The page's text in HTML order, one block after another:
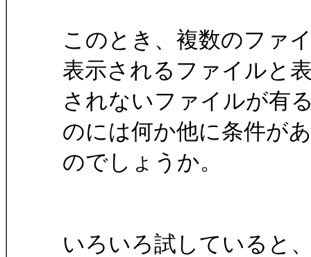
このとき、複数のファ
表示されるファイルと
されないファイルが有
のには何か他に条件が
のでしょうか。
いろいろ試していると